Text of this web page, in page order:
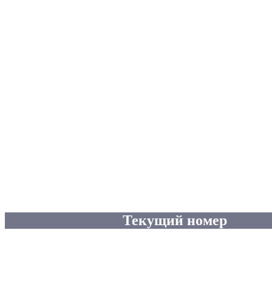
Текущий номер